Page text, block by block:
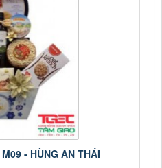
- HÙNG AN THÁI